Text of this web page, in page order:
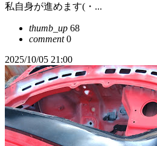
私自身が進めます(・...
thumb_up 68
comment0
2025/10/05 21:00